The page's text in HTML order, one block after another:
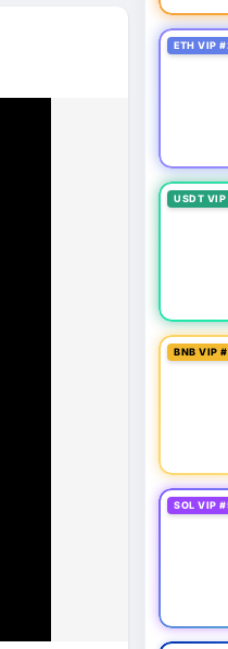
ETH VIP
USDT
BNB VIP
SOL VIP